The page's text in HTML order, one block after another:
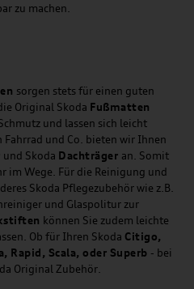
zu machen.
sorgen stets für einen guten
Original Skoda Fußmatten
und lassen sich leicht
und Co. bieten wir Ihnen
und Skoda Dachträger an. Somit
im Wege. Für die Reinigung und
Skoda Pflegezubehör wie z.B.
und Glaspolitur zur
können Sie zudem leichte
Ob für Ihren Skoda Citigo,
Rapid, Scala, oder Superb - bei
Original Zubehör.